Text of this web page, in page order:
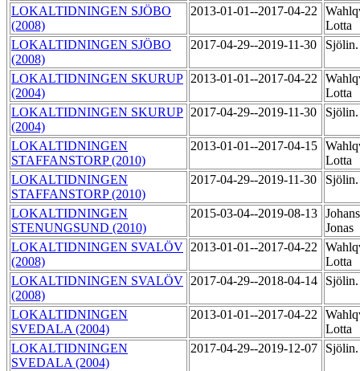
LOKALTIDNINGEN SJÖBO
(2008)
2013-01-01--2017-04-22
Lotta
LOKALTIDNINGEN SJÖBO
(2008)
2017-04-29--2019-11-30
LOKALTIDNINGEN SKURUP
(2004)
2013-01-01--2017-04-22
Lotta
LOKALTIDNINGEN SKURUP
(2004)
2017-04-29--2019-11-30
LOKALTIDNINGEN
STAFFANSTORP (2010)
2013-01-01--2017-04-15
Lotta
LOKALTIDNINGEN
STAFFANSTORP (2010)
2017-04-29--2019-11-30
LOKALTIDNINGEN
STENUNGSUND (2010)
2015-03-04--2019-08-13
Jonas
LOKALTIDNINGEN SVALÖV
(2008)
2013-01-01--2017-04-22
Lotta
LOKALTIDNINGEN SVALÖV
(2008)
2017-04-29--2018-04-14
LOKALTIDNINGEN
SVEDALA (2004)
2013-01-01--2017-04-22
Lotta
LOKALTIDNINGEN
SVEDALA (2004)
2017-04-29--2019-12-07